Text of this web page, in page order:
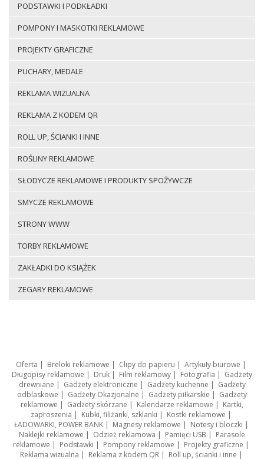
PODSTAWKI I PODKŁADKI
POMPONY I MASKOTKI REKLAMOWE
PROJEKTY GRAFICZNE
PUCHARY, MEDALE
REKLAMA WIZUALNA
REKLAMA Z KODEM QR
ROLL UP, ŚCIANKI I INNE
ROŚLINY REKLAMOWE
SŁODYCZE REKLAMOWE I PRODUKTY SPOŻYWCZE
SMYCZE REKLAMOWE
STRONY WWW
TORBY REKLAMOWE
ZAKŁADKI DO KSIĄŻEK
ZEGARY REKLAMOWE
Oferta | Breloki reklamowe | Clipy do papieru | Artykuły biurowe |
Długopisy reklamowe | Druk | Film reklamowy | Fotografia | Gadżety
drewniane | Gadżety elektroniczne | Gadżety kuchenne | Gadżety
odblaskowe | Gadżety Okazjonalne | Gadżety piłkarskie | Gadżety
reklamowe | Gadżety skórzane | Kalendarze reklamowe | Kartki,
zaproszenia | Kubki, filiżanki, szklanki | Kostki reklamowe |
ŁADOWARKI, POWER BANK| Magnesy reklamowe | Notesy i bloczki |
Naklejki reklamowe | Odzież reklamowa | Pamięci USB | Parasole
reklamowe | Podstawki | Pompony reklamowe | Projekty graficzne |
Reklama wizualna | Reklama z kodem QR| Roll up, ścianki i inne |